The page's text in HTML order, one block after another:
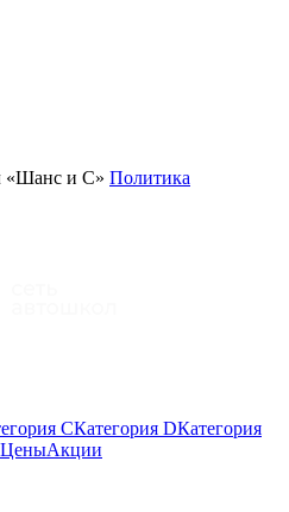
«Шанс и С» Политика
CКатегория DКатегория
ЦеныАкции